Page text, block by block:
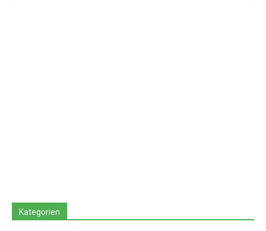
Kategorien